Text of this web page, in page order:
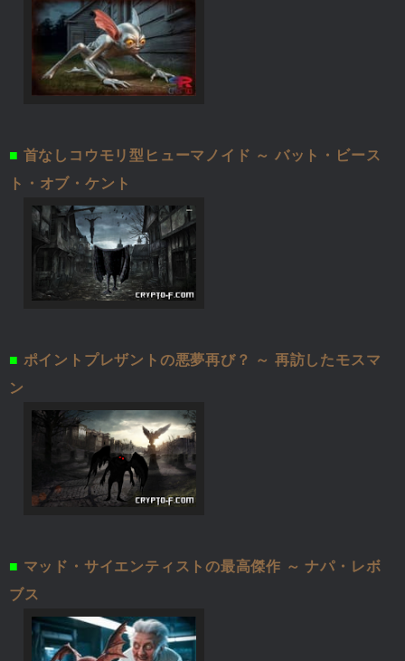
■ 首なしコウモリ型ヒューマノイド ～ バット・ビース
ト・オブ・ケント
■ ポイントプレザントの悪夢再び？ ～ 再訪したモスマ
ン
■ マッド・サイエンティストの最高傑作 ～ ナパ・レボ
ブス